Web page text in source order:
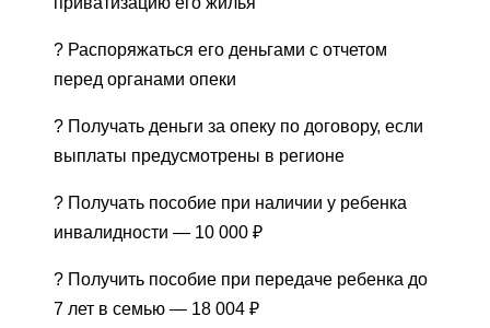
? Распоряжаться его деньгами с отчетом
перед органами опеки
? Получать деньги за опеку по договору, если
выплаты предусмотрены в регионе
? Получать пособие при наличии у ребенка
инвалидности — 10 000 ₽
? Получить пособие при передаче ребенка до
7 лет в семью — 18 004 ₽